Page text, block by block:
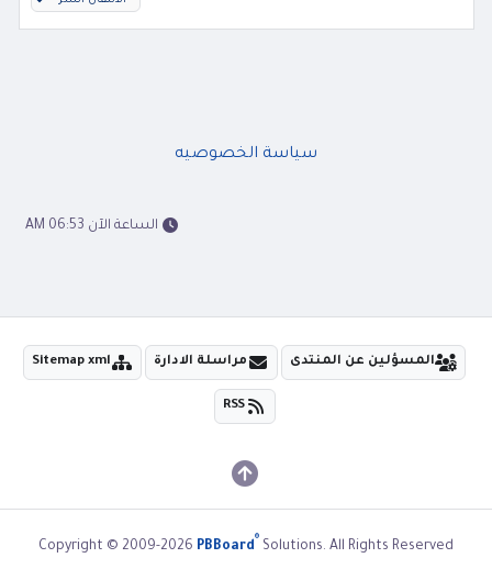
سياسة الخصوصيه
الساعة الآن 06:53 AM
المسؤلين عن المنتدى مراسلة الادارة Sitemap xml
RSS
Copyright © 2009-2026 PBBoard® Solutions. All Rights Reserved